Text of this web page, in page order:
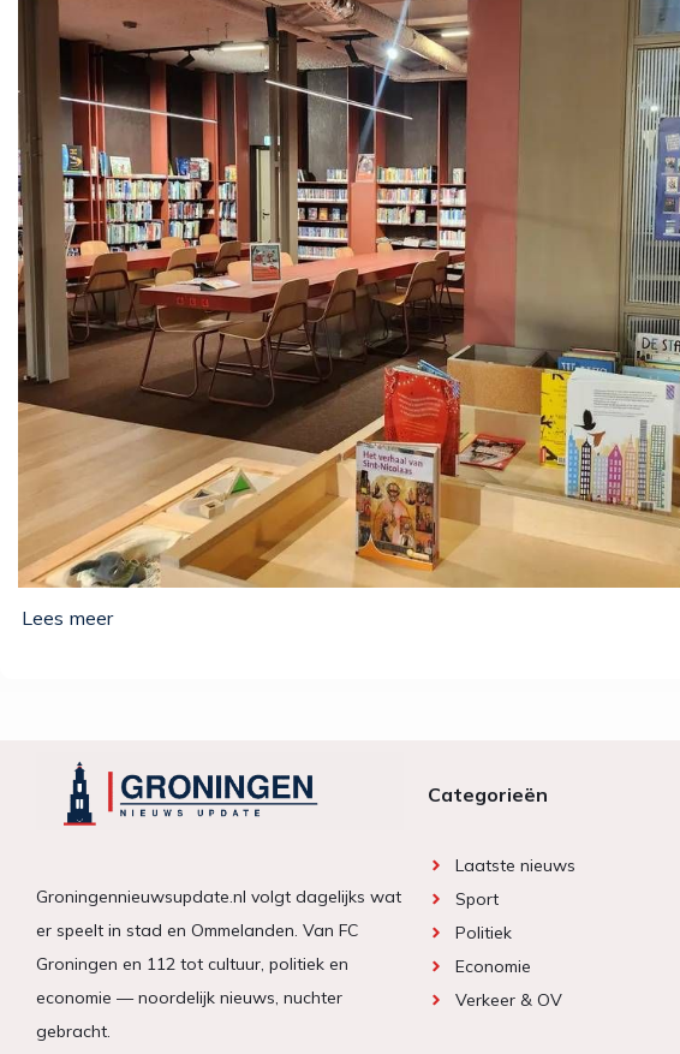
Groningennieuwsupdate.nl volgt dagelijks wat
er speelt in stad en Ommelanden. Van FC
Groningen en 112 tot cultuur, politiek en
economie — noordelijk nieuws, nuchter
gebracht.
Categorieën
Laatste nieuws
Sport
Politiek
Economie
Verkeer & OV